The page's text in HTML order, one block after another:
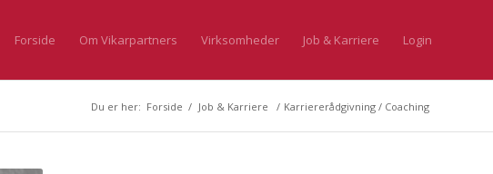
Forside Om Vikarpartners Virksomheder Job & Karriere Login
Du er her: Forside / Job & Karriere / Karriererådgivning / Coaching